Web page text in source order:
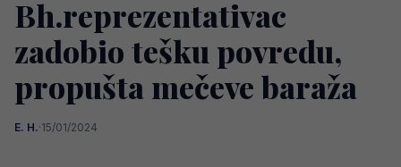
Bh.reprezentativac
zadobio tešku povredu,
propušta mečeve baraža
E. H.·15/01/2024